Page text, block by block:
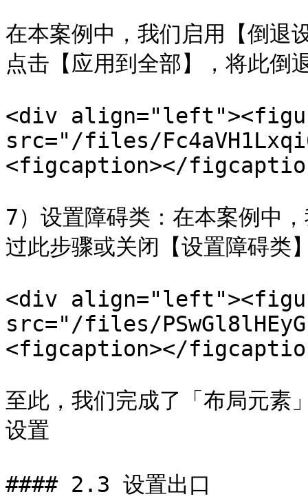
在本案例中，我们启用【倒退
点击【应用到全部】，将此倒
<div
src="/files/
<figcaption></
7）设置障碍类：在本案例中
过此步骤或关闭【设置障碍类
<div
src="/files/
<figcaption></
至此，我们完成了「布局元素
设置
#### 2.3 设置出口